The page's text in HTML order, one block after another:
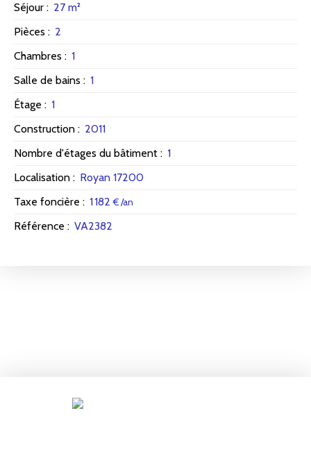
Séjour : 27 m²
Pièces : 2
Chambres : 1
Salle de bains : 1
Étage : 1
Construction : 2011
Nombre d'étages du bâtiment : 1
Localisation : Royan 17200
Taxe foncière : 1 182€ /an
Référence : VA2382